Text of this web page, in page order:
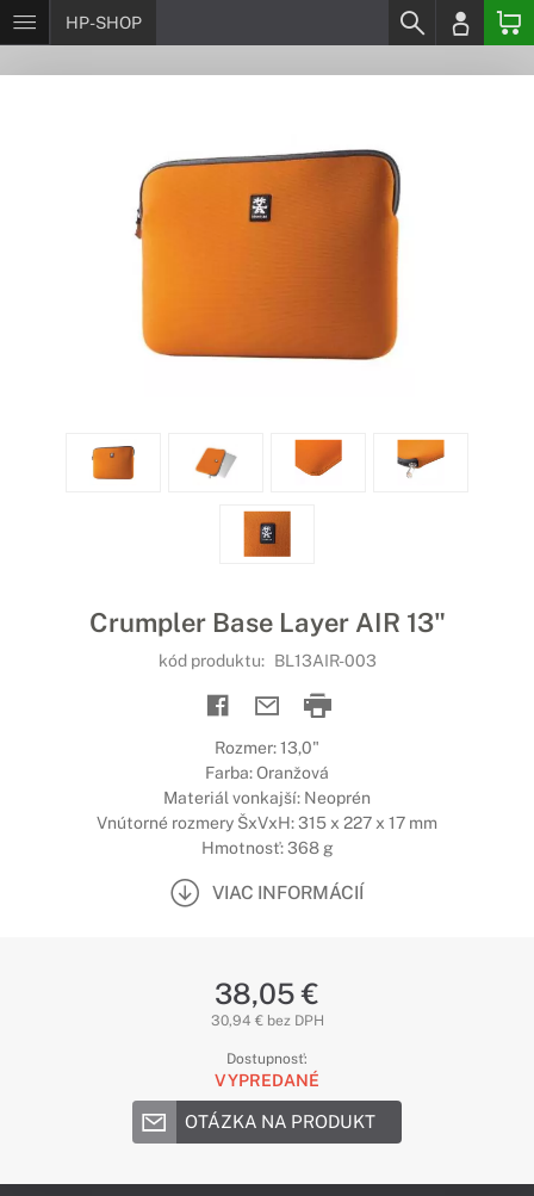
HP-SHOP
Crumpler Base Layer AIR 13"
kód produktu: BL13AIR-003
Rozmer: 13,0"
Farba: Oranžová
Materiál vonkajší: Neoprén
Vnútorné rozmery ŠxVxH: 315 x 227 x 17 mm
Hmotnosť: 368 g
VIAC INFORMÁCIÍ
38,05 €
30,94 € bez DPH
Dostupnosť:
VYPREDANÉ
OTÁZKA NA PRODUKT